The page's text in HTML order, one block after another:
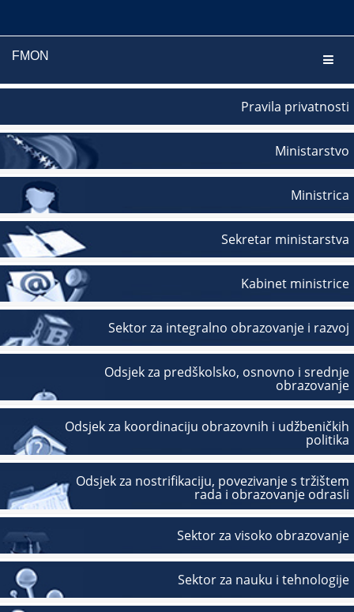
FMON
Pravila privatnosti
Ministarstvo
Ministrica
Sekretar ministarstva
Kabinet ministrice
Sektor za integralno obrazovanje i razvoj
Odsjek za predškolsko, osnovno i srednje
obrazovanje
Odsjek za koordinaciju obrazovnih i udžbeničkih
politika
Odsjek za nostrifikaciju, povezivanje s tržištem
rada i obrazovanje odrasli
Sektor za visoko obrazovanje
Sektor za nauku i tehnologije